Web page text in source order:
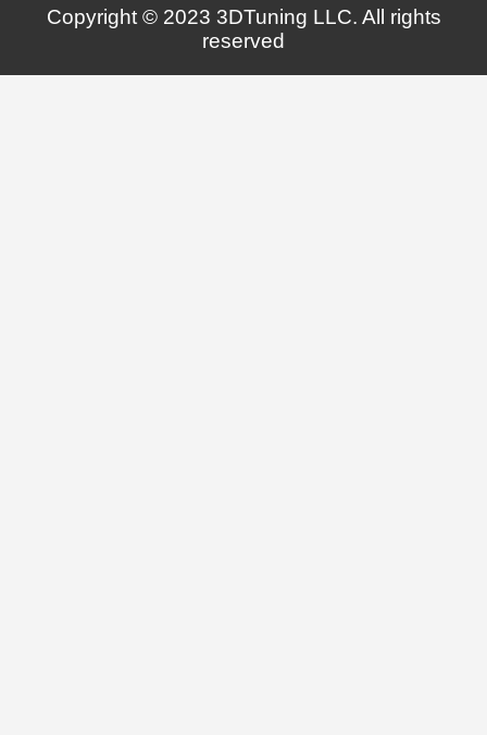
Copyright © 2023 3DTuning LLC. All rights
reserved